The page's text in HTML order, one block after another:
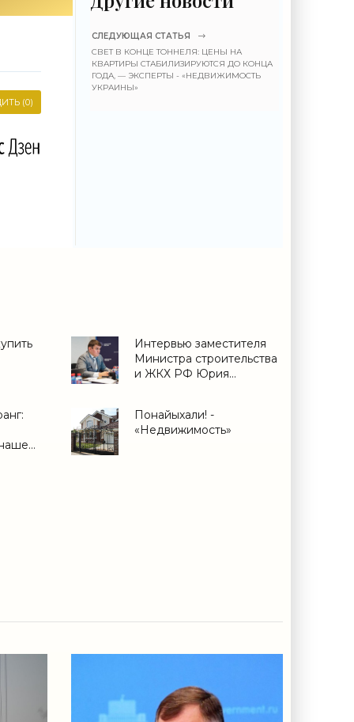
(0)
СЛЕДУЮЩАЯ СТАТЬЯ
СВЕТ В КОНЦЕ ТОННЕЛЯ: ЦЕНЫ НА
КВАРТИРЫ СТАБИЛИЗИРУЮТСЯ ДО КОНЦА
ГОДА, — ЭКСПЕРТЫ - «НЕДВИЖИМОСТЬ
УКРАИНЫ»
Интервью заместителя
Министра строительства
и ЖКХ РФ Юрия
агентству ТАСС -
«Свежие новости
Понайыхали! -
«Недвижимость»